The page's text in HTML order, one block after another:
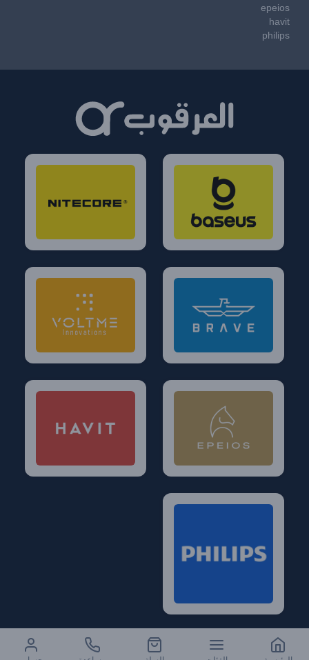
epeios
havit
philips